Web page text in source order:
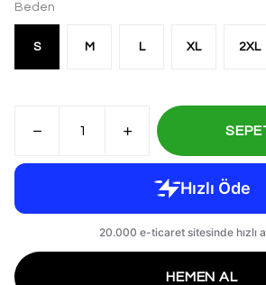
Beden
S M L XL 2XL
HEMEN AL